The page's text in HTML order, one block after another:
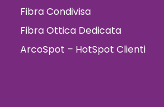
Fibra Condivisa
Fibra Ottica Dedicata
ArcoSpot – HotSpot Clienti